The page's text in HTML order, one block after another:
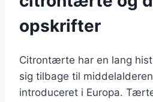
opskrifter
Citrontærte har en lang
sig tilbage til
introduceret i Europa.